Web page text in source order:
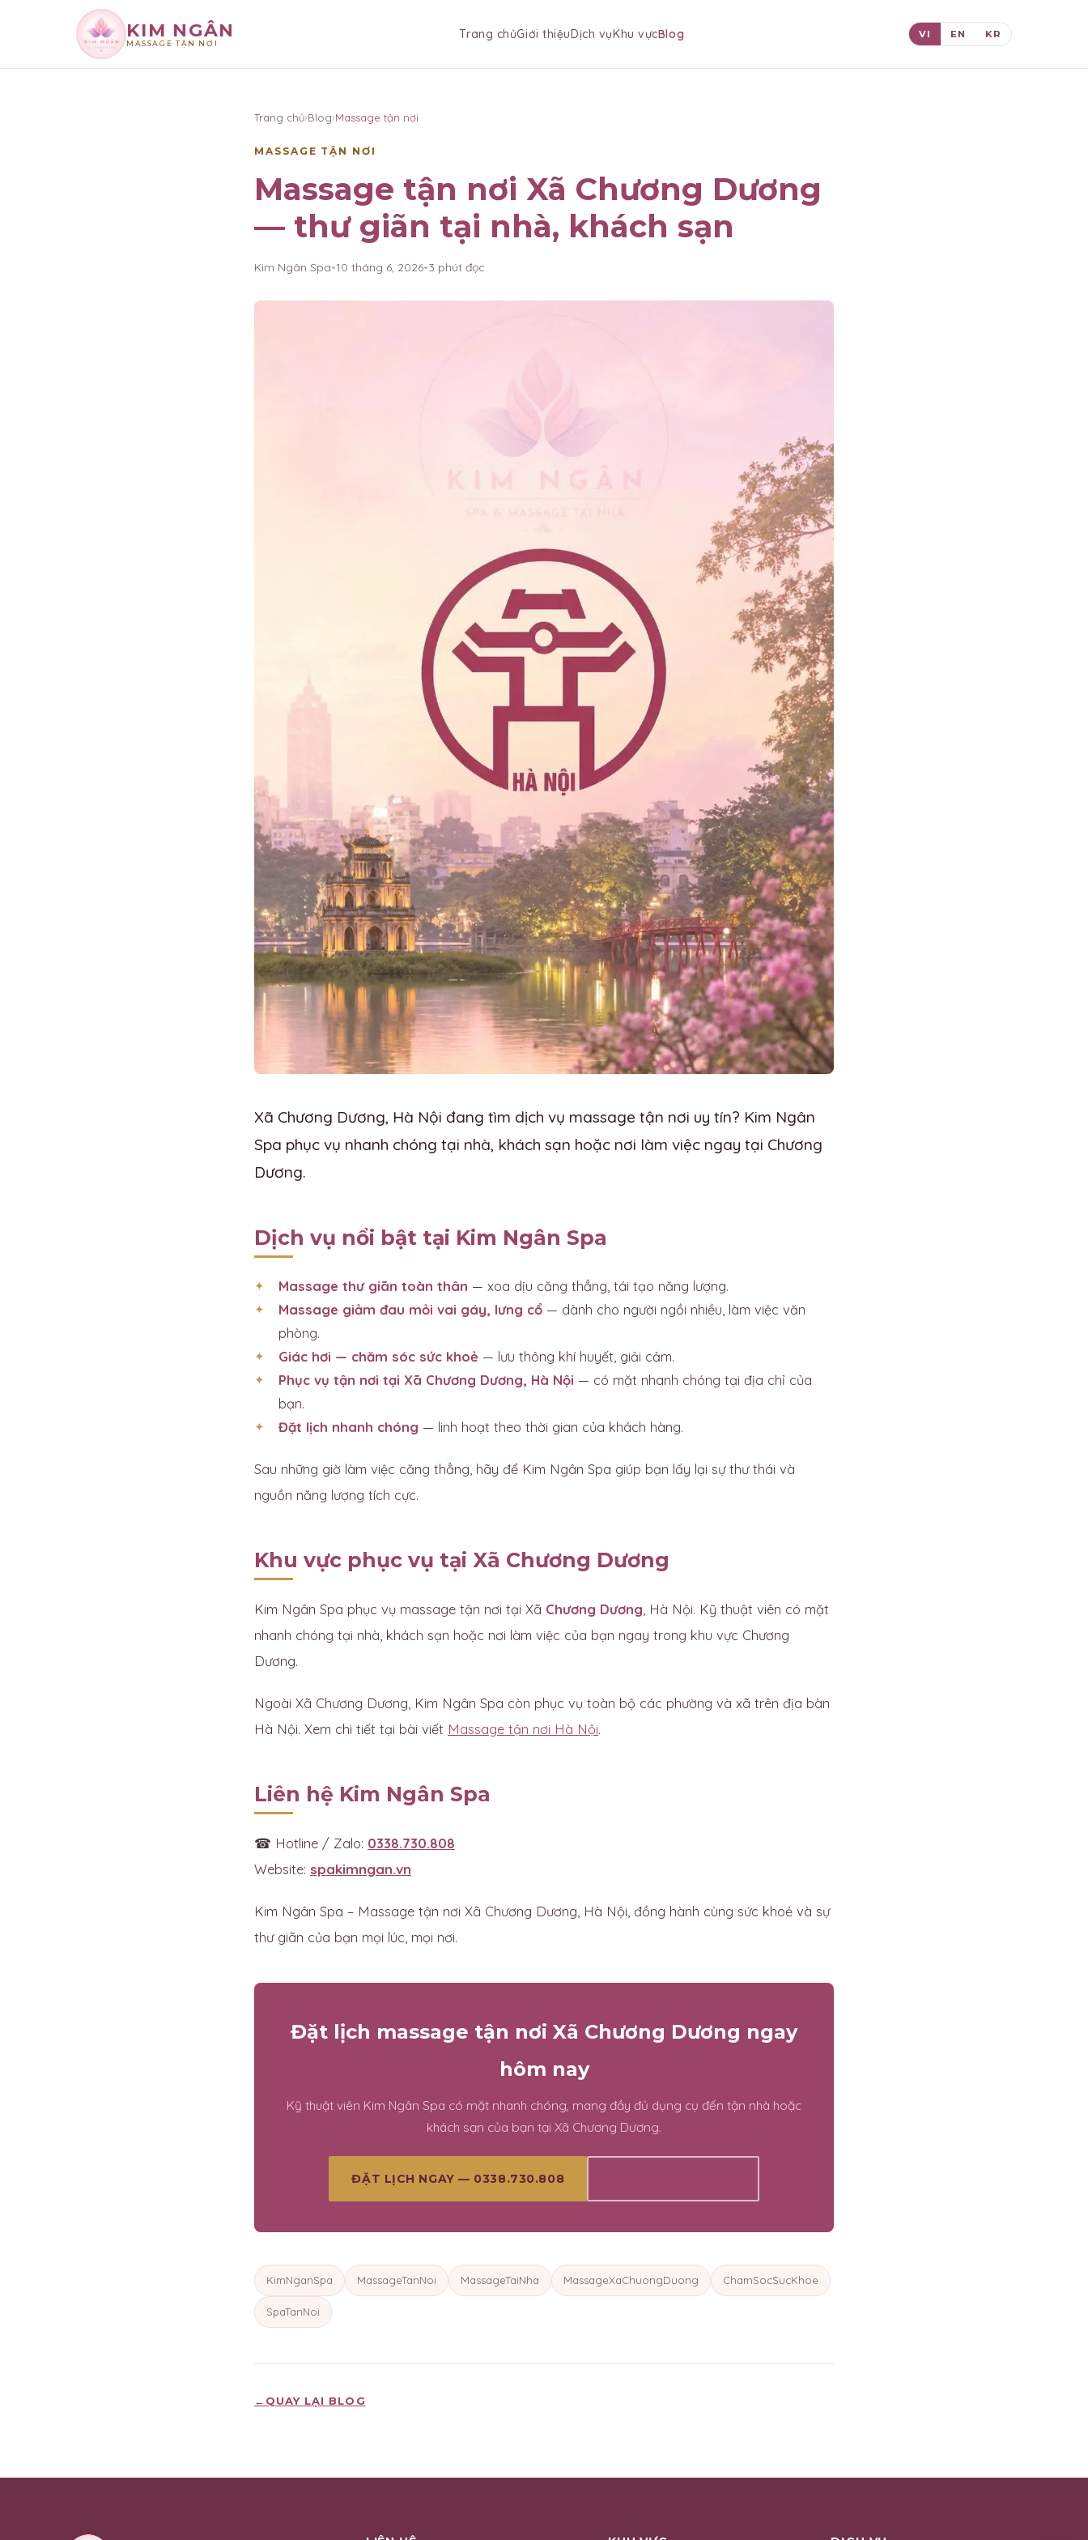
KIM NGÂN
MASSAGE TẬN NƠI
Trang chủGiới thiệuDịch vụKhu vựcBlog VI EN KR
Trang chủ›Blog›Massage tận nơi
MASSAGE TẬN NƠI
Massage tận nơi Xã Chương Dương
— thư giãn tại nhà, khách sạn
Kim Ngân Spa•10 tháng 6, 2026•3 phút đọc
Xã Chương Dương, Hà Nội đang tìm dịch vụ massage tận nơi uy tín? Kim Ngân
Spa phục vụ nhanh chóng tại nhà, khách sạn hoặc nơi làm việc ngay tại Chương
Dương.
Dịch vụ nổi bật tại Kim Ngân Spa
Massage thư giãn toàn thân — xoa dịu căng thẳng, tái tạo năng lượng.
Massage giảm đau mỏi vai gáy, lưng cổ — dành cho người ngồi nhiều, làm việc văn
phòng.
Giác hơi — chăm sóc sức khoẻ — lưu thông khí huyết, giải cảm.
Phục vụ tận nơi tại Xã Chương Dương, Hà Nội — có mặt nhanh chóng tại địa chỉ của
bạn.
Đặt lịch nhanh chóng — linh hoạt theo thời gian của khách hàng.
Sau những giờ làm việc căng thẳng, hãy để Kim Ngân Spa giúp bạn lấy lại sự thư thái và
nguồn năng lượng tích cực.
Khu vực phục vụ tại Xã Chương Dương
Kim Ngân Spa phục vụ massage tận nơi tại Xã Chương Dương , Hà Nội. Kỹ thuật viên có mặt
nhanh chóng tại nhà, khách sạn hoặc nơi làm việc của bạn ngay trong khu vực Chương
Dương.
Ngoài Xã Chương Dương, Kim Ngân Spa còn phục vụ toàn bộ các phường và xã trên địa bàn
Hà Nội. Xem chi tiết tại bài viết Massage tận nơi Hà Nội.
Liên hệ Kim Ngân Spa
☎ Hotline / Zalo: 0338.730.808
Website: spakimngan.vn
Kim Ngân Spa – Massage tận nơi Xã Chương Dương, Hà Nội, đồng hành cùng sức khoẻ và sự
thư giãn của bạn mọi lúc, mọi nơi.
Đặt lịch massage tận nơi Xã Chương Dương ngay
hôm nay
Kỹ thuật viên Kim Ngân Spa có mặt nhanh chóng, mang đầy đủ dụng cụ đến tận nhà hoặc
khách sạn của bạn tại Xã Chương Dương.
ĐẶT LỊCH NGAY — 0338.730.808
KimNganSpa MassageTanNoi MassageTaiNha MassageXaChuongDuong ChamSocSucKhoe
SpaTanNoi
← QUAY LẠI BLOG